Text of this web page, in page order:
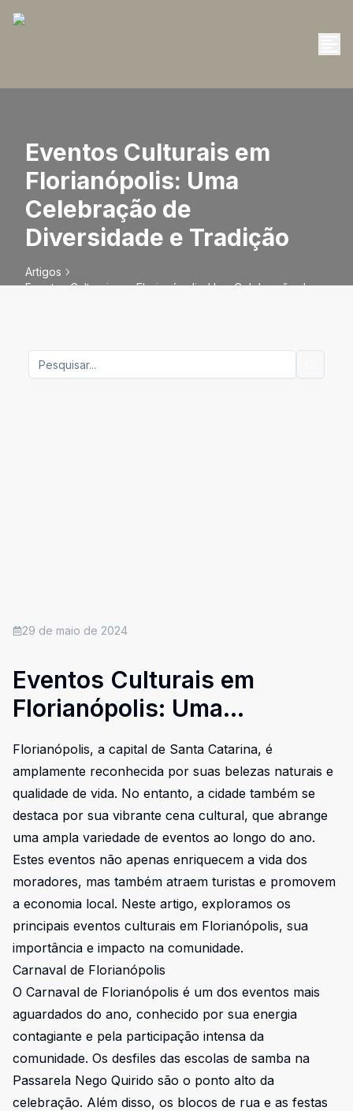
Eventos Culturais em
Florianópolis: Uma
Celebração de
Diversidade e Tradição
Artigos
Eventos Culturais em Florianópolis: Uma Celebração de
29 de maio de 2024
Eventos Culturais em
Florianópolis: Uma
Celebração de Diversidade e
Tradição
Florianópolis, a capital de Santa Catarina, é
amplamente reconhecida por suas belezas naturais e
qualidade de vida. No entanto, a cidade também se
destaca por sua vibrante cena cultural, que abrange
uma ampla variedade de eventos ao longo do ano.
Estes eventos não apenas enriquecem a vida dos
moradores, mas também atraem turistas e promovem
a economia local. Neste artigo, exploramos os
principais eventos culturais em Florianópolis, sua
importância e impacto na comunidade.
Carnaval de Florianópolis
O Carnaval de Florianópolis é um dos eventos mais
aguardados do ano, conhecido por sua energia
contagiante e pela participação intensa da
comunidade. Os desfiles das escolas de samba na
Passarela Nego Quirido são o ponto alto da
celebração. Além disso, os blocos de rua e as festas